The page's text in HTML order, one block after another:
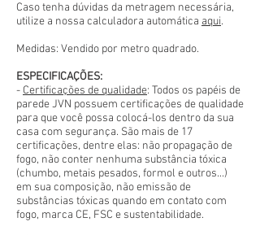
Caso tenha dúvidas da metragem necessária,
utilize a nossa calculadora automática aqui.
Medidas: Vendido por metro quadrado.
ESPECIFICAÇÕES:
- Certificações de qualidade: Todos os papéis de
parede JVN possuem certificações de qualidade
para que você possa colocá-los dentro da sua
casa com segurança. São mais de 17
certificações, dentre elas: não propagação de
fogo, não conter nenhuma substância tóxica
(chumbo, metais pesados, formol e outros...)
em sua composição, não emissão de
substâncias tóxicas quando em contato com
fogo, marca CE, FSC e sustentabilidade.